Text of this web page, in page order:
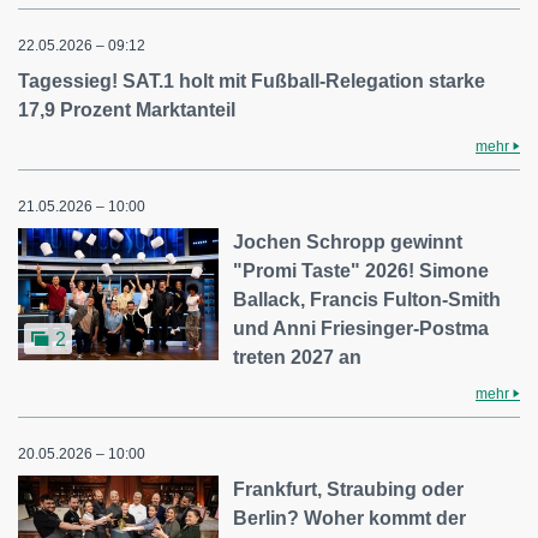
22.05.2026 – 09:12
Tagessieg! SAT.1 holt mit Fußball-Relegation starke
17,9 Prozent Marktanteil
mehr
21.05.2026 – 10:00
2
Jochen Schropp gewinnt
"Promi Taste" 2026! Simone
Ballack, Francis Fulton-Smith
und Anni Friesinger-Postma
treten 2027 an
mehr
20.05.2026 – 10:00
Frankfurt, Straubing oder
Berlin? Woher kommt der